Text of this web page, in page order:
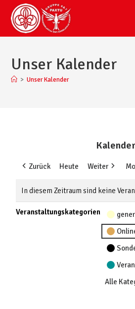
Unser Kalender
> Unser Kalender
Zurück Heute Weiter
In diesem Zeitraum sind keine
Veranstaltungskategorien
Alle